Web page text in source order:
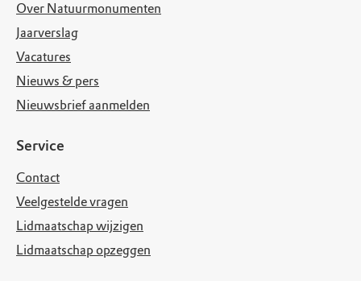
Over Natuurmonumenten
Jaarverslag
Vacatures
Nieuws & pers
Nieuwsbrief aanmelden
Service
Contact
Veelgestelde vragen
Lidmaatschap wijzigen
Lidmaatschap opzeggen